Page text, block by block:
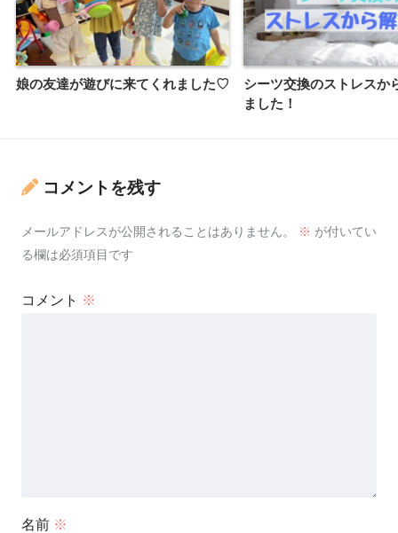
娘の友達が遊びに来てくれました♡
シーツ交換のストレスか
ました！
コメントを残す
メールアドレスが公開されることはありません。 ※ が付いてい
る欄は必須項目です
コメント ※
名前 ※